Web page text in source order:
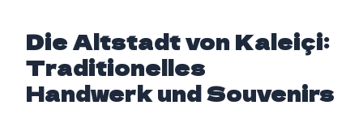
Die Altstadt von Kaleiçi:
Traditionelles
Handwerk und Souvenirs